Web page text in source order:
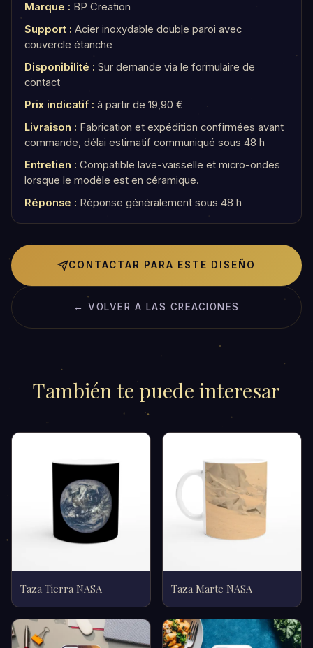
Marque : BP Creation
Support : Acier inoxydable double paroi avec
couvercle étanche
Disponibilité : Sur demande via le formulaire de
contact
Prix indicatif : à partir de 19,90 €
Livraison : Fabrication et expédition confirmées avant
commande, délai estimatif communiqué sous 48 h
Entretien : Compatible lave-vaisselle et micro-ondes
lorsque le modèle est en céramique.
Réponse : Réponse généralement sous 48 h
CONTACTAR PARA ESTE DISEÑO
← VOLVER A LAS CREACIONES
También te puede interesar
Taza Tierra NASA Taza Marte NASA